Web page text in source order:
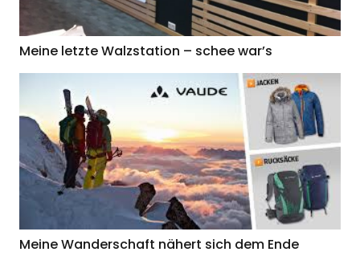
Meine letzte Walzstation – schee war’s
Meine Wanderschaft nähert sich dem Ende